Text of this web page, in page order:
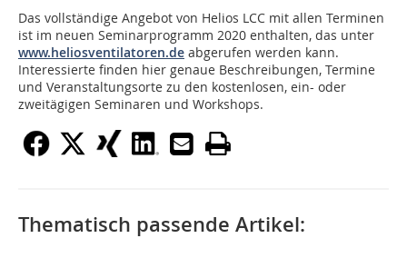
Das vollständige Angebot von Helios LCC mit allen Terminen
ist im neuen Seminarprogramm 2020 enthalten, das unter
www.heliosventilatoren.de abgerufen werden kann.
Interessierte finden hier genaue Beschreibungen, Termine
und Veranstaltungsorte zu den kostenlosen, ein- oder
zweitägigen Seminaren und Workshops.
Thematisch passende Artikel: